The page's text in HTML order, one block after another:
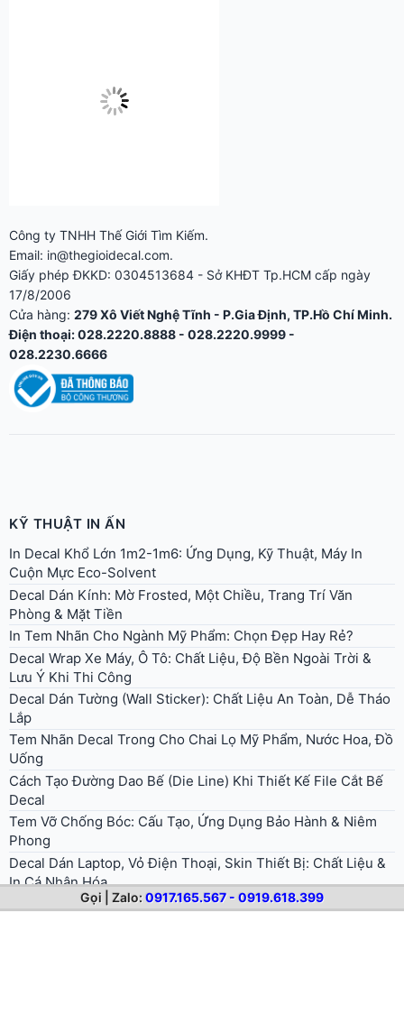
Công ty TNHH Thế Giới Tìm Kiếm.
Gọi | Zalo:0917.165.567 - 0919.618.399
KỸ THUẬT IN ẤN
Decal Wrap Xe Máy, Ô Tô: Chất Liệu, Độ Bền Ngoài Trời &
Lưu Ý Khi Thi Công
Decal Dán Tường (Wall Sticker): Chất Liệu An Toàn, Dễ Tháo
Lắp
Tem Nhãn Decal Trong Cho Chai Lọ Mỹ Phẩm, Nước Hoa, Đồ
Uống
Cách Tạo Đường Dao Bế (Die Line) Khi Thiết Kế File Cắt Bế
Decal
Tem Vỡ Chống Bóc: Cấu Tạo, Ứng Dụng Bảo Hành & Niêm
Phong
Decal Dán Laptop, Vỏ Điện Thoại, Skin Thiết Bị: Chất Liệu &
In Cá Nhân Hóa
Hướng Dẫn Chuẩn Bị File Thiết Kế In Decal Đúng Kỹ Thuật
[Cho Designer & Doanh Nghiệp]
© 2026 . All rights reserved.